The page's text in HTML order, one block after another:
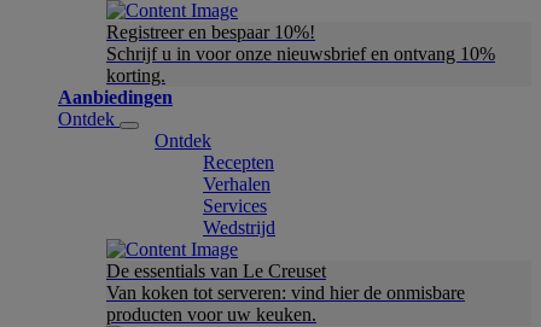
Registreer en bespaar 10%!
Schrijf u in voor onze nieuwsbrief en ontvang 10%
korting.
Aanbiedingen
Ontdek
Ontdek
Recepten
Verhalen
Services
Wedstrijd
De essentials van Le Creuset
Van koken tot serveren: vind hier de onmisbare
producten voor uw keuken.